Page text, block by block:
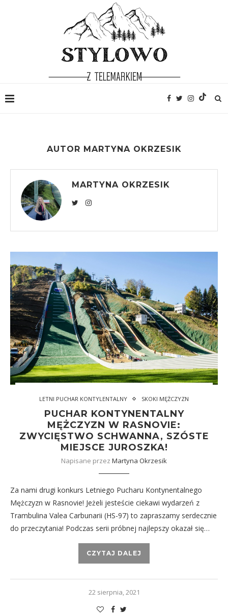
AUTOR MARTYNA OKRZESIK
MARTYNA OKRZESIK
LETNI PUCHAR KONTYLENTALNY SKOKI MĘŻCZYZN
PUCHAR KONTYNENTALNY
MĘŻCZYZN W RASNOVIE:
ZWYCIĘSTWO SCHWANNA, SZÓSTE
MIEJSCE JUROSZKA!
Napisane przez Martyna Okrzesik
Za nami drugi konkurs Letniego Pucharu Kontynentalnego
Mężczyzn w Rasnovie! Jeżeli jesteście ciekawi wydarzeń z
Trambulina Valea Carbunarii (HS-97) to zapraszamy serdecznie
do przeczytania! Podczas serii próbnej najlepszy okazał się…
CZYTAJ DALEJ
22 sierpnia, 2021